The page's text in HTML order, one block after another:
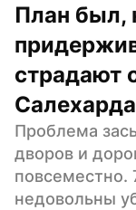
План был,
страдают
Салехарда
Проблема
дворов и
повсеместно.
недовольны